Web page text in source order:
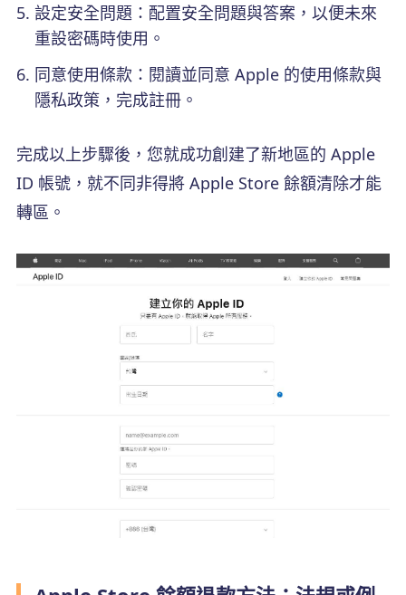
設定安全問題：配置安全問題與答案，以便未來
重設密碼時使用。
同意使用條款：閱讀並同意 Apple 的使用條款與
隱私政策，完成註冊。
完成以上步驟後，您就成功創建了新地區的 Apple
ID 帳號，就不同非得將 Apple Store 餘額清除才能
轉區。